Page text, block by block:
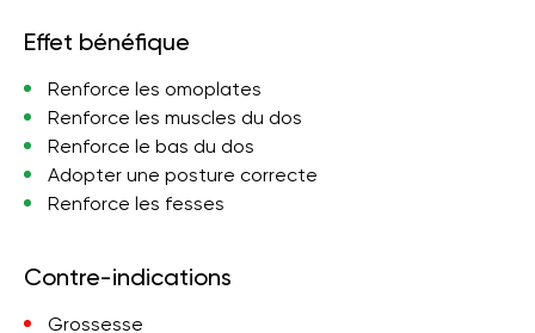
Effet bénéfique
Renforce les omoplates
Renforce les muscles du dos
Renforce le bas du dos
Adopter une posture correcte
Renforce les fesses
Contre-indications
Grossesse